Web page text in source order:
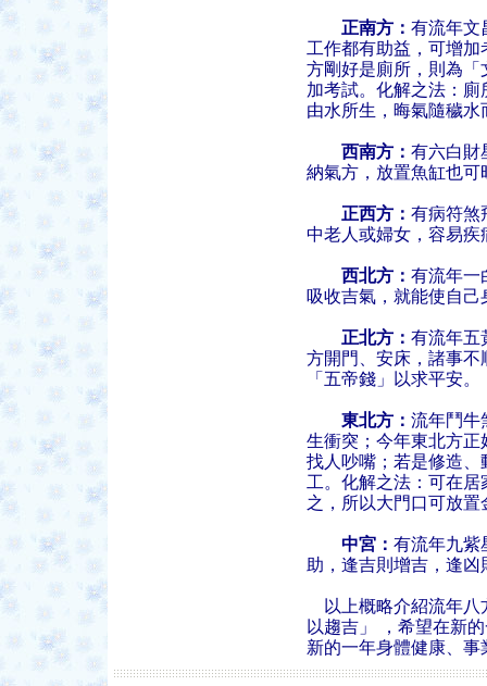
正南方： 有流年文
工作都有助益，可增
方剛好是廁所，則為
加考試。化解之法：
由水所生，晦氣隨穢水
西南方： 有六白財
納氣方，放置魚缸也可
正西方： 有病符煞
中老人或婦女，容易
西北方： 有流年一
吸收吉氣，就能使自
正北方： 有流年五
方開門、安床，諸事
「五帝錢」以求平安。
東北方： 流年鬥牛
生衝突；今年東北方
找人吵嘴；若是修造
工。化解之法：可在
之，所以大門口可放
中宮： 有流年九紫
助，逢吉則增吉，逢凶
以上概略介紹流年八
以趨吉」 ，希望在新
新的一年身體健康、